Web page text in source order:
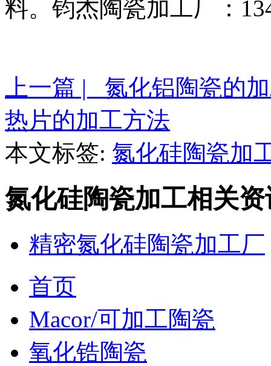
料。钧杰陶瓷加工厂：
上一篇 | 氮化铝陶瓷的
热片的加工方法
本文标签: 氮化硅陶瓷加
氮化硅陶瓷加工相关资
精密氮化硅陶瓷加工厂
首页
Macor/可加工陶瓷
氧化锆陶瓷